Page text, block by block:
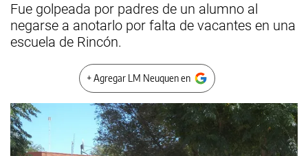
Fue golpeada por padres de un alumno al
negarse a anotarlo por falta de vacantes en una
escuela de Rincón.
+ Agregar LM Neuquen en